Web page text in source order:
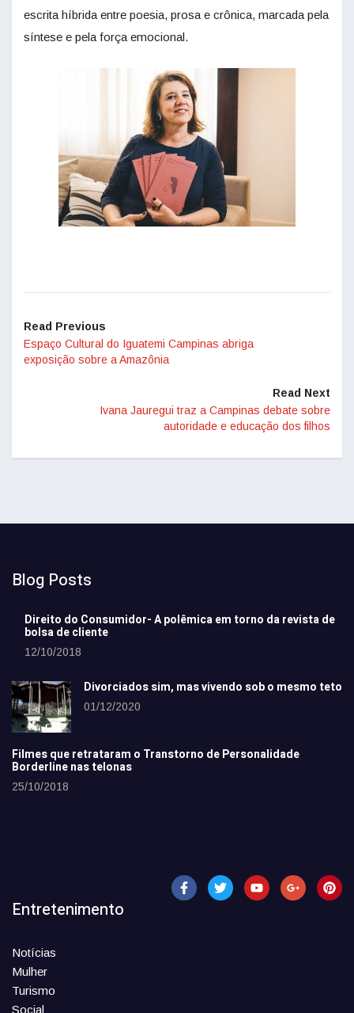
escrita híbrida entre poesia, prosa e crônica, marcada pela
síntese e pela força emocional.
Read Previous
Espaço Cultural do Iguatemi Campinas abriga
exposição sobre a Amazônia
Read Next
Ivana Jauregui traz a Campinas debate sobre
autoridade e educação dos filhos
Blog Posts
Direito do Consumidor- A polêmica em torno da revista de
bolsa de cliente
12/10/2018
Divorciados sim, mas vivendo sob o mesmo teto
01/12/2020
Filmes que retrataram o Transtorno de Personalidade
Borderline nas telonas
25/10/2018
Entretenimento
Notícias
Mulher
Turismo
Social